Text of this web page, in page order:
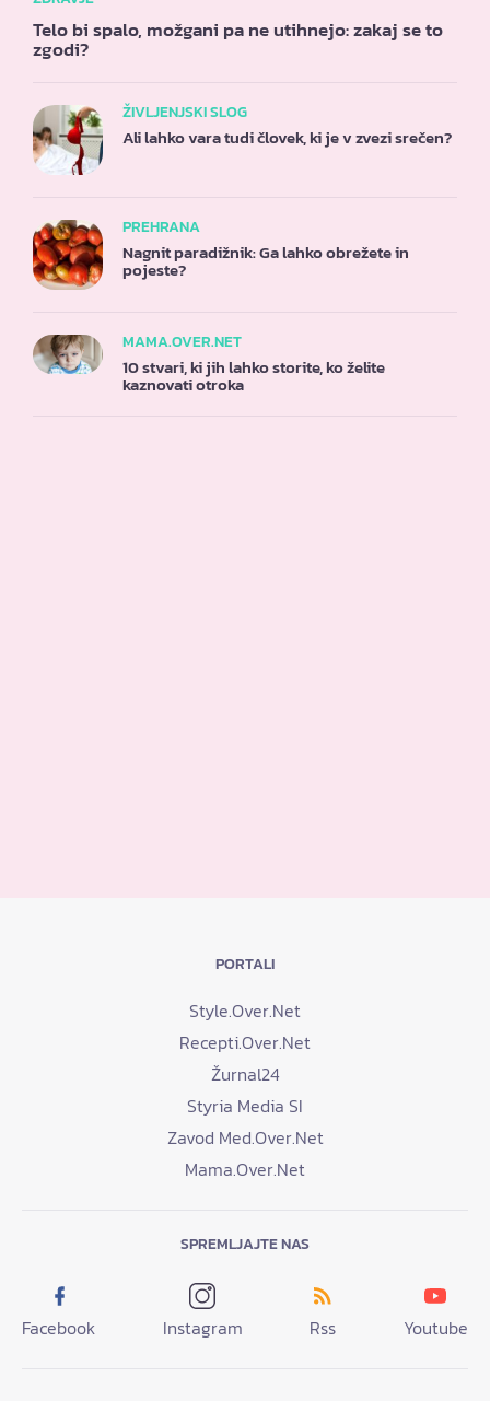
Telo bi spalo, možgani pa ne utihnejo: zakaj se to
zgodi?
ŽIVLJENJSKI SLOG
Ali lahko vara tudi človek, ki je v zvezi srečen?
PREHRANA
Nagnit paradižnik: Ga lahko obrežete in
pojeste?
MAMA.OVER.NET
10 stvari, ki jih lahko storite, ko želite
kaznovati otroka
PORTALI
Style.Over.Net
Recepti.Over.Net
Žurnal24
Styria Media SI
Zavod Med.Over.Net
Mama.Over.Net
SPREMLJAJTE NAS
Facebook Instagram Rss Youtube